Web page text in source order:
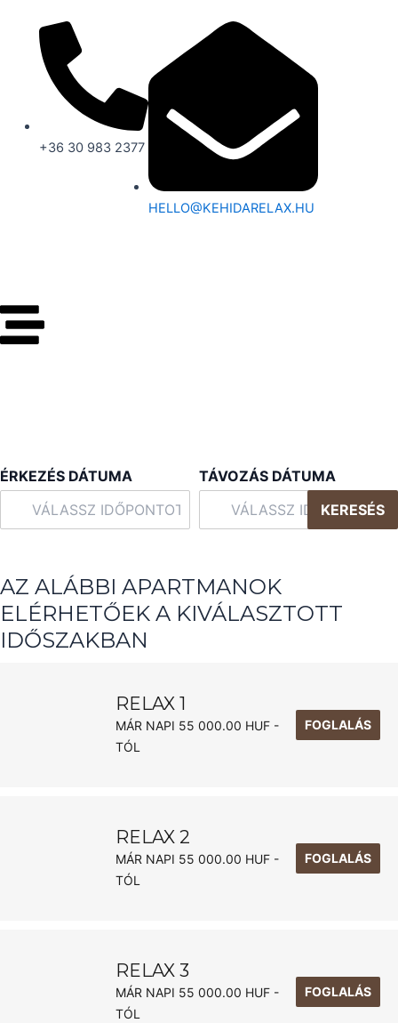
CONTENT
+36 30 983 2377
HELLO@KEHIDARELAX.HU
ÉRKEZÉS DÁTUMA
TÁVOZÁS DÁTUMA
KERESÉS
AZ ALÁBBI APARTMANOK
ELÉRHETŐEK A KIVÁLASZTOTT
IDŐSZAKBAN
RELAX 1
MÁR NAPI 55 000.00 HUF -
TÓL
FOGLALÁS
RELAX 2
MÁR NAPI 55 000.00 HUF -
TÓL
FOGLALÁS
RELAX 3
MÁR NAPI 55 000.00 HUF -
TÓL
FOGLALÁS